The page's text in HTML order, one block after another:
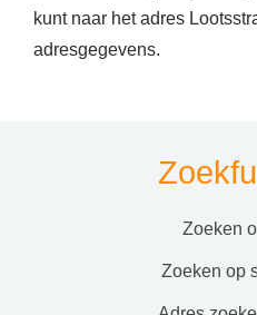
kunt naar het adres
adresgegevens.
zoeken
zoeken op